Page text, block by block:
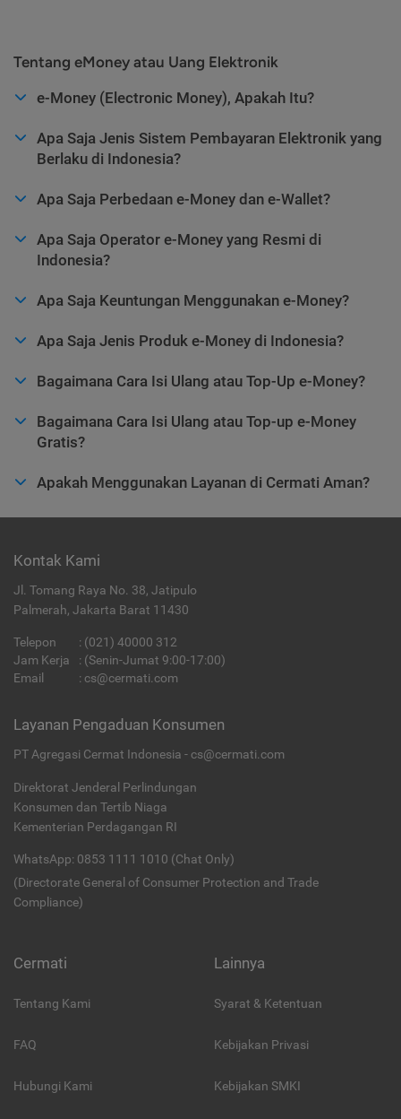
Tentang eMoney atau Uang Elektronik
e-Money (Electronic Money), Apakah Itu?
Apa Saja Jenis Sistem Pembayaran Elektronik yang
Berlaku di Indonesia?
Apa Saja Perbedaan e-Money dan e-Wallet?
Apa Saja Operator e-Money yang Resmi di
Indonesia?
Apa Saja Keuntungan Menggunakan e-Money?
Apa Saja Jenis Produk e-Money di Indonesia?
Bagaimana Cara Isi Ulang atau Top-Up e-Money?
Bagaimana Cara Isi Ulang atau Top-up e-Money
Gratis?
Apakah Menggunakan Layanan di Cermati Aman?
Kontak Kami
Jl. Tomang Raya No. 38, Jatipulo
Palmerah, Jakarta Barat 11430
Telepon : (021) 40000 312
Jam Kerja
: (Senin-Jumat 9:00-17:00)
Email
: cs@cermati.com
Layanan Pengaduan Konsumen
PT Agregasi Cermat Indonesia - cs@cermati.com
Direktorat Jenderal Perlindungan
Konsumen dan Tertib Niaga
Kementerian Perdagangan RI
WhatsApp: 0853 1111 1010 (Chat Only)
(Directorate General of Consumer Protection and Trade
Compliance)
Cermati
Tentang Kami
FAQ
Hubungi Kami
Lainnya
Syarat & Ketentuan
Kebijakan Privasi
Kebijakan SMKI